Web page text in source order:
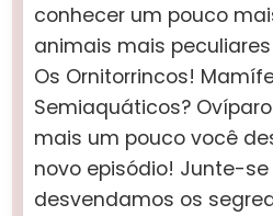
conhecer um pouco
animais mais
Os Ornitorrincos!
Semiaquáticos?
mais um pouco você
novo episódio! Junte-
desvendamos os